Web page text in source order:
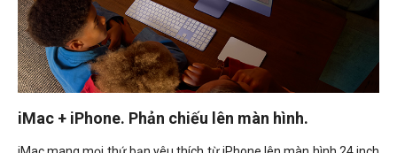
iMac + iPhone. Phản chiếu lên màn hình.